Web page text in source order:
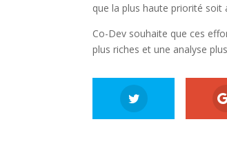
que la plus haute priorité soit
Co-Dev souhaite que ces
plus riches et une analyse